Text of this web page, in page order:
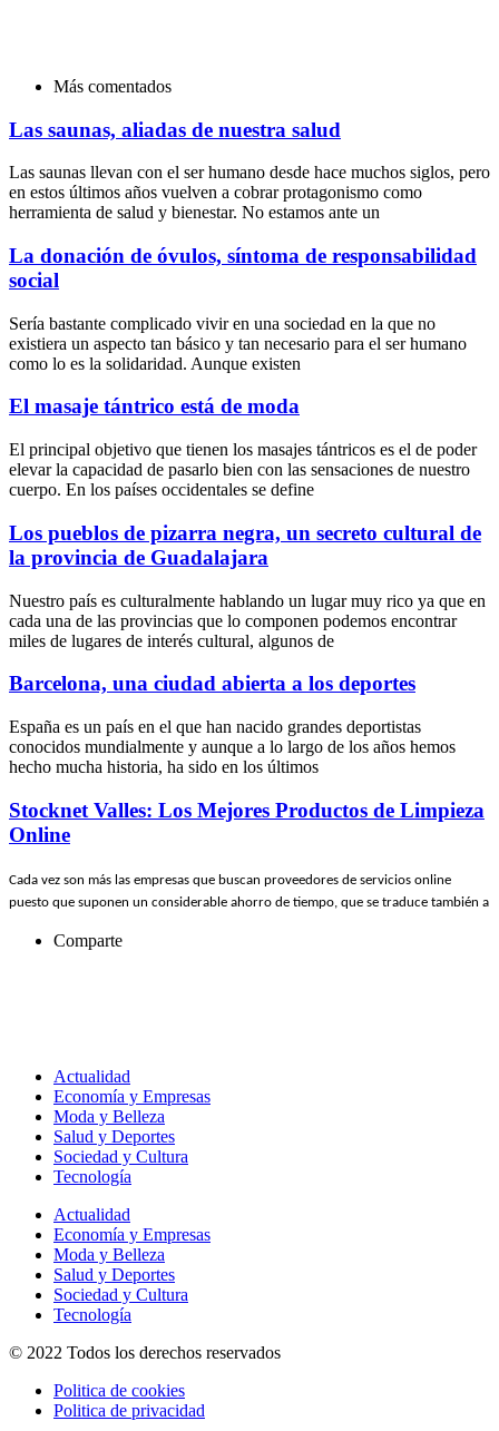
Más comentados
Las saunas, aliadas de nuestra salud
Las saunas llevan con el ser humano desde hace muchos siglos, pero
en estos últimos años vuelven a cobrar protagonismo como
herramienta de salud y bienestar. No estamos ante un
La donación de óvulos, síntoma de responsabilidad
social
Sería bastante complicado vivir en una sociedad en la que no
existiera un aspecto tan básico y tan necesario para el ser humano
como lo es la solidaridad. Aunque existen
El masaje tántrico está de moda
El principal objetivo que tienen los masajes tántricos es el de poder
elevar la capacidad de pasarlo bien con las sensaciones de nuestro
cuerpo. En los países occidentales se define
Los pueblos de pizarra negra, un secreto cultural de
la provincia de Guadalajara
Nuestro país es culturalmente hablando un lugar muy rico ya que en
cada una de las provincias que lo componen podemos encontrar
miles de lugares de interés cultural, algunos de
Barcelona, una ciudad abierta a los deportes
España es un país en el que han nacido grandes deportistas
conocidos mundialmente y aunque a lo largo de los años hemos
hecho mucha historia, ha sido en los últimos
Stocknet Valles: Los Mejores Productos de Limpieza
Online
Cada vez son más las empresas que buscan proveedores de servicios online
puesto que suponen un considerable ahorro de tiempo, que se traduce también a
Comparte
Actualidad
Economía y Empresas
Moda y Belleza
Salud y Deportes
Sociedad y Cultura
Tecnología
Actualidad
Economía y Empresas
Moda y Belleza
Salud y Deportes
Sociedad y Cultura
Tecnología
© 2022 Todos los derechos reservados
Politica de cookies
Politica de privacidad